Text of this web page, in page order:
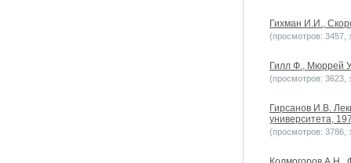
Гихман И.И.,
(просмотров: 3457,
Гилл Ф., Мюррей
(просмотров: 3623,
Гирсанов И.В.
университета,
(просмотров: 3786,